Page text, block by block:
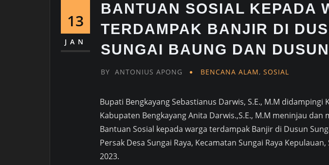
13
JAN
BANTUAN SOSIAL KEPADA
TERDAMPAK BANJIR DI
SUNGAI BAUNG DAN
BY ANTONIUS APONG BENCANA ALAM,SOSIAL
Bupati Bengkayang Sebastianus Darwis, S.E., M.M didampingi
Kabupaten Bengkayang Anita Darwis.,S.E., M.M meninjau dan
Bantuan Sosial kepada warga terdampak Banjir di Dusun
Persak Desa Sungai Raya, Kecamatan Sungai Raya Kepulauan,
2023.